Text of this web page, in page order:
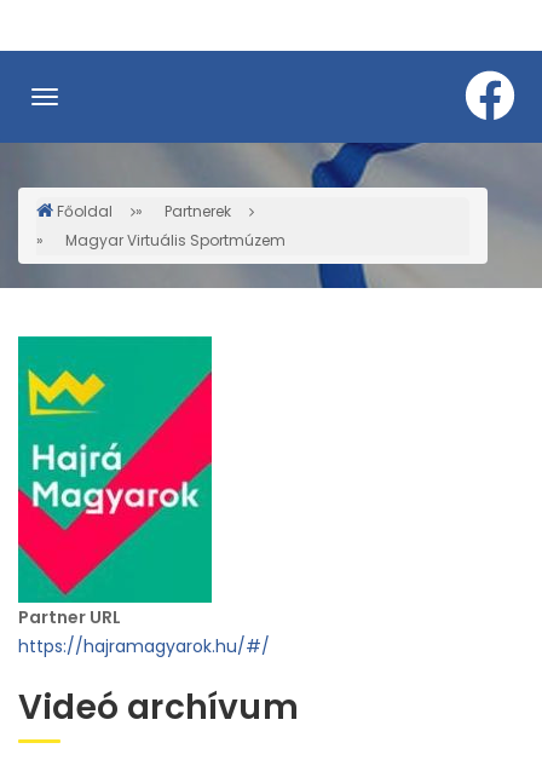
Morzsa
Főoldal
Partnerek
Magyar Virtuális Sportmúzem
Partner URL
https://hajramagyarok.hu/#/
Videó archívum